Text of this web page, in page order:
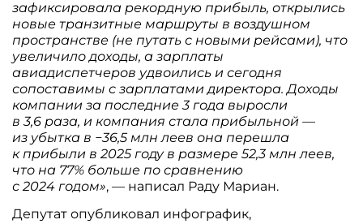
зафиксировала рекордную прибыль, открылись
новые транзитные маршруты в воздушном
пространстве (не путать с новыми рейсами), что
увеличило доходы, а зарплаты
авиадиспетчеров удвоились и сегодня
сопоставимы с зарплатами директора. Доходы
компании за последние 3 года выросли
в 3,6 раза, и компания стала прибыльной —
из убытка в −36,5 млн леев она перешла
к прибыли в 2025 году в размере 52,3 млн леев,
что на 77% больше по сравнению
с 2024 годом», — написал Раду Мариан.
Депутат опубликовал инфографик,